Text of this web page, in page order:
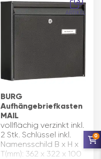
Einwurfgröße(mm): …
ARTIKEL
BURG
Aufhängebriefkasten
MAIL
vollflächig verzinkt inkl.
2 Stk. Schlüssel inkl.
Namensschild B x H x
T(mm): 362 x 322 x 100
0